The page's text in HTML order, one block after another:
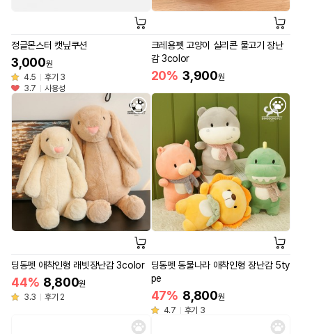
정글몬스터 캣닢쿠션
3,000원
4.5
후기 3
3.7
사용성
크레용펫 고양이 실리콘 물고기 장난
감 3color
20% 3,900원
딩동펫 애착인형 래빗장난감 3color
44% 8,800원
3.3
후기 2
딩동펫 동물나라 애착인형 장난감 5ty
pe
47% 8,800원
4.7
후기 3